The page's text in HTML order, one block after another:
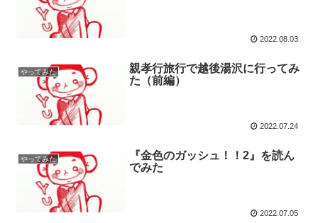
2022.08.03
やってみた
親孝行旅行で越後湯沢に行ってみ
た（前編）
2022.07.24
やってみた
『金色のガッシュ！！2』を読ん
でみた
2022.07.05